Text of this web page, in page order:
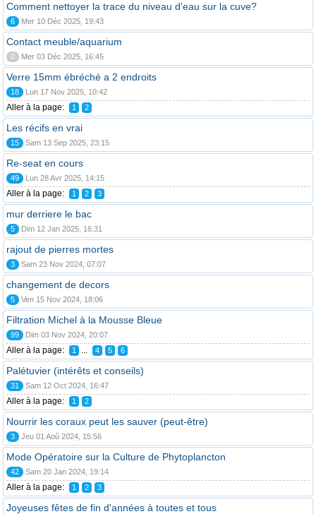
Comment nettoyer la trace du niveau d'eau sur la cuve?
6 Mer 10 Déc 2025, 19:43
Contact meuble/aquarium
0 Mer 03 Déc 2025, 16:45
Verre 15mm ébréché a 2 endroits
18 Lun 17 Nov 2025, 10:42
Aller à la page: 1 2
Les récifs en vrai
15 Sam 13 Sep 2025, 23:15
Re-seat en cours
49 Lun 28 Avr 2025, 14:15
Aller à la page: 1 2 3
mur derriere le bac
5 Dim 12 Jan 2025, 16:31
rajout de pierres mortes
3 Sam 23 Nov 2024, 07:07
changement de decors
5 Ven 15 Nov 2024, 18:06
Filtration Michel à la Mousse Bleue
99 Dim 03 Nov 2024, 20:07
Aller à la page: 1 ... 4 5 6
Palétuvier (intérêts et conseils)
31 Sam 12 Oct 2024, 16:47
Aller à la page: 1 2
Nourrir les coraux peut les sauver (peut-être)
3 Jeu 01 Aoû 2024, 15:56
Mode Opératoire sur la Culture de Phytoplancton
42 Sam 20 Jan 2024, 19:14
Aller à la page: 1 2 3
Joyeuses fêtes de fin d'années à toutes et tous